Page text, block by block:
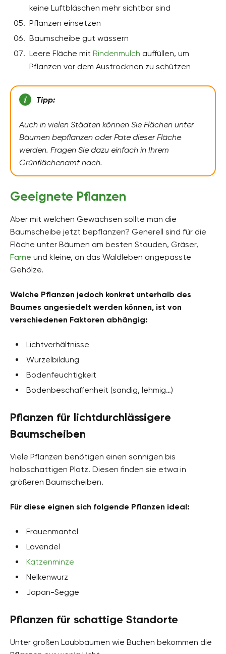
keine Luftbläschen mehr sichtbar sind
Pflanzen einsetzen
Baumscheibe gut wässern
Leere Fläche mit Rindenmulch auffüllen, um
Pflanzen vor dem Austrocknen zu schützen
Tipp:
Auch in vielen Städten können Sie Flächen unter
Bäumen bepflanzen oder Pate dieser Fläche
werden. Fragen Sie dazu einfach in Ihrem
Grünflächenamt nach.
Geeignete Pflanzen
Aber mit welchen Gewächsen sollte man die
Baumscheibe jetzt bepflanzen? Generell sind für die
Fläche unter Bäumen am besten Stauden, Gräser,
Farne und kleine, an das Waldleben angepasste
Gehölze.
Welche Pflanzen jedoch konkret unterhalb des
Baumes angesiedelt werden können, ist von
verschiedenen Faktoren abhängig:
Lichtverhältnisse
Wurzelbildung
Bodenfeuchtigkeit
Bodenbeschaffenheit (sandig, lehmig…)
Pflanzen für lichtdurchlässigere
Baumscheiben
Viele Pflanzen benötigen einen sonnigen bis
halbschattigen Platz. Diesen finden sie etwa in
größeren Baumscheiben.
Für diese eignen sich folgende Pflanzen ideal:
Frauenmantel
Lavendel
Katzenminze
Nelkenwurz
Japan-Segge
Pflanzen für schattige Standorte
Unter großen Laubbäumen wie Buchen bekommen die